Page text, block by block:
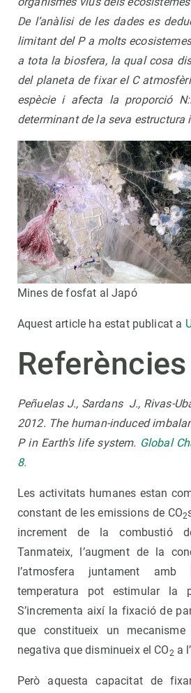
De l’anàlisi de les dades es
limitant del P a molts
a tota la biosfera, la qual cosa
del planeta de fixar el C
espècie i afecta la proporció
determinant de la seva estructura
Mines de fosfat al Japó
Aquest article ha estat publicat a
Referències
Peñuelas J., Sardans J., Rivas-
2012. The human-induced
P in Earth's life system. Global
8.
Les activitats humanes estan
constant de les emissions de CO2
increment de la combustió
Tanmateix, l’augment de la
l’atmosfera juntament amb
temperatura pot estimular la
S’incrementa així la fixació de
que constitueix un mecanisme
negativa que disminueix el CO2 a
Però aquesta capacitat de